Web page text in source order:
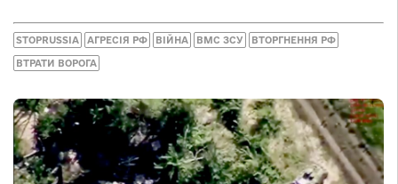
STOPRUSSIA АГРЕСІЯ РФ ВІЙНА ВМС ЗСУ ВТОРГНЕННЯ РФ
ВТРАТИ ВОРОГА